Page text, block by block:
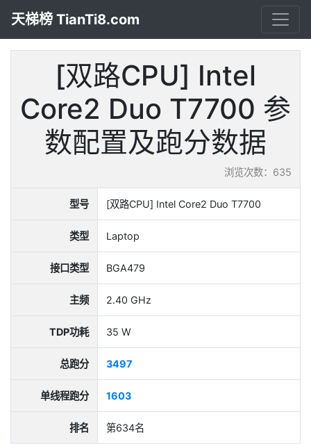
天梯榜 TianTi8.com
[双路CPU] Intel
Core2 Duo T7700 参
数配置及跑分数据
浏览次数：635
型号 [双路CPU] Intel Core2 Duo T7700
类型 Laptop
接口类型 BGA479
主频 2.40 GHz
TDP功耗 35 W
总跑分 3497
单线程跑分 1603
排名 第634名